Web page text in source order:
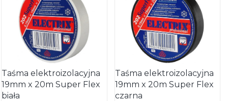
Taśma elektroizolacyjna
19mm x 20m Super Flex
biała
Taśma elektroizolacyjna
19mm x 20m Super Flex
czarna